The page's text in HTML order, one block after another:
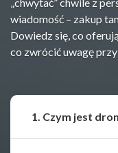
wiadomość – zakup
Dowiedz się, co
co zwrócić uwagę
1. Czym jest